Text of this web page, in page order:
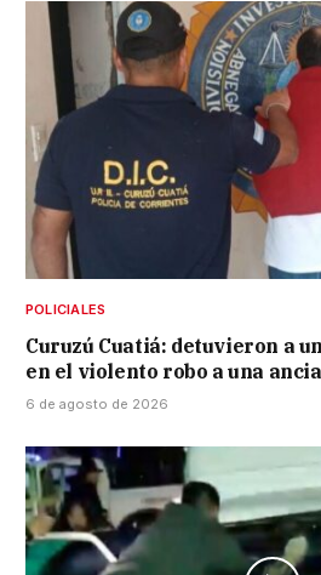
POLICIALES
Curuzú Cuatiá: detuvieron a
en el violento robo a una
6 de agosto de 2026